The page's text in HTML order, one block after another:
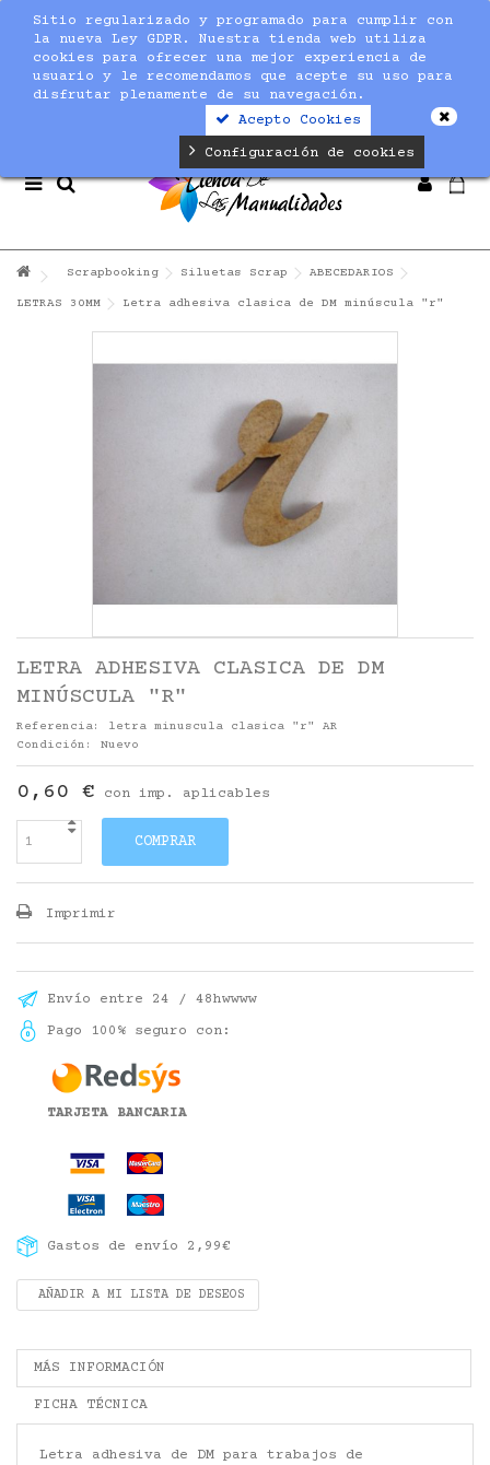
Notice : Undefined index: max_amount in
/home/nuevaltm/public_html/modules/sequracheckout/lib/
on line19
Sitio regularizado y programado para cumplir con
la nueva Ley GDPR. Nuestra tienda web utiliza
cookies para ofrecer una mejor experiencia de
usuario y le recomendamos que acepte su uso para
disfrutar plenamente de su navegación.
Acepto Cookies
Configuración de cookies
Scrapbooking Siluetas Scrap ABECEDARIOS
LETRAS 30MM Letra adhesiva clasica de DM minúscula "r"
LETRA ADHESIVA CLASICA DE DM
MINÚSCULA "R"
Referencia:
letra minuscula clasica "r" AR
Condición:
Nuevo
0,60 € con imp. aplicables
COMPRAR
Imprimir
Envío entre 24 / 48hwwww
Pago 100% seguro con:
TARJETA BANCARIA
Gastos de envío 2,99€
AÑADIR A MI LISTA DE DESEOS
MÁS INFORMACIÓN
FICHA TÉCNICA
Letra adhesiva de DM para trabajos de